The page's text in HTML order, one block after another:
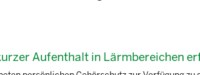
Aufenthalt in Lärmbereichen